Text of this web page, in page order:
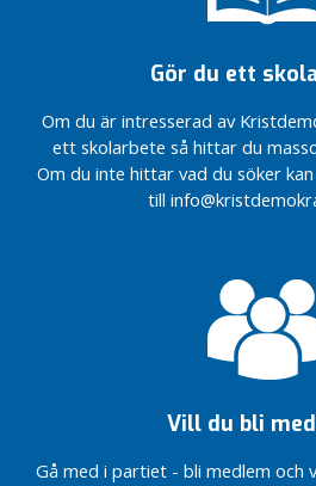
Gör du ett
Om du är intresserad av
ett skolarbete så hittar du
Om du inte hittar vad du söker
till
Vill du bli
Gå med i partiet - bli medlem och